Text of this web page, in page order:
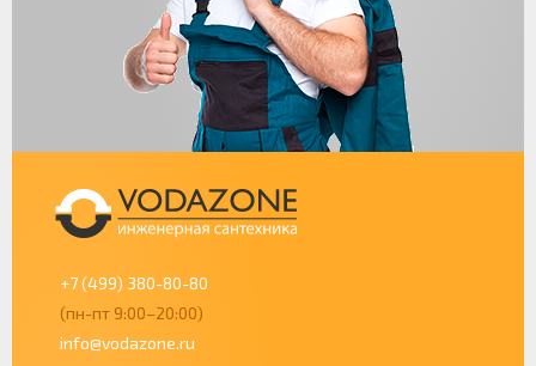
+7 (499) 380-80-80
(пн-пт 9:00–20:00)
info@vodazone.ru